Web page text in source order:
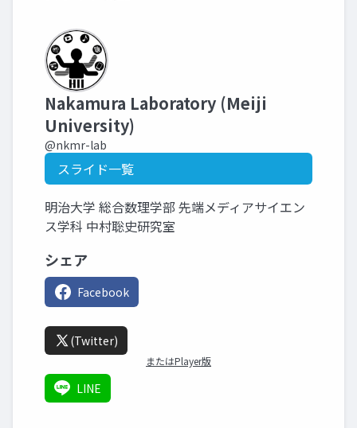
Nakamura Laboratory (Meiji
University)
@nkmr-lab
スライド一覧
明治大学 総合数理学部 先端メディアサイエン
ス学科 中村聡史研究室
シェア
Facebook
(Twitter)
またはPlayer版
LINE